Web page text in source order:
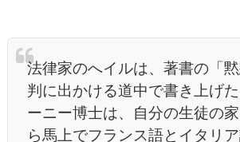
法律家のへイルは、著書の「
判に出かける道中で書き上げ
ーニー博士は、自分の生徒の
ら馬上でフランス語とイタリア